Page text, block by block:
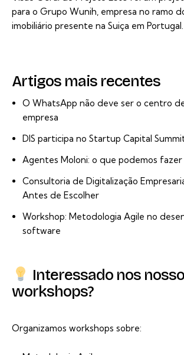
para o Grupo Wunih, empresa no ramo
imobiliário presente na Suiça em
Artigos mais recentes
O WhatsApp não deve ser o centro
empresa
DIS participa no Startup Capital
Agentes Moloni: o que podemos fazer
Consultoria de Digitalização
Antes de Escolher
Workshop: Metodologia Agile no
software
Interessado nos
workshops?
Organizamos workshops sobre: